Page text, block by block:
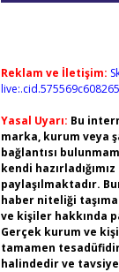
Reklam ve İletişim:
Yasal Uyarı: Bu
marka, kurum veya
bağlantısı
kendi
paylaşılmaktadır.
haber niteliği
ve kişiler hakkında
Gerçek kurum ve
tamamen
halindedir ve